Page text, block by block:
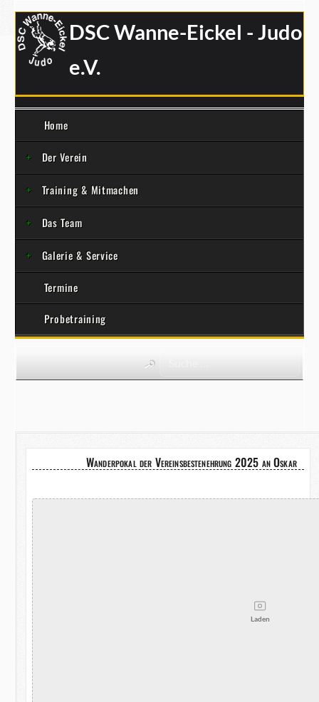
DSC Wanne-Eickel - Judo
e.V.
Home
Der Verein
Training & Mitmachen
Das Team
Galerie & Service
Termine
Probetraining
Wanderpokal der Vereinsbestenehrung 2025 an Oskar
Laden